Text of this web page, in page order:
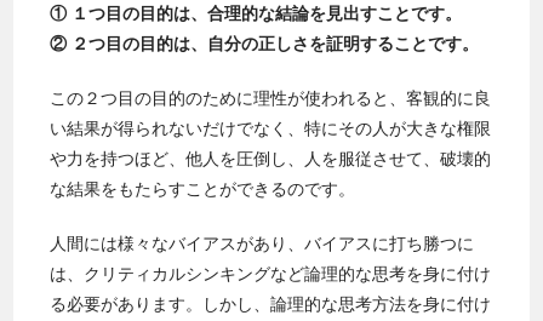
① １つ目の目的は、合理的な結論を見出すことです。
② ２つ目の目的は、自分の正しさを証明することです。
この２つ目の目的のために理性が使われると、客観的に良
い結果が得られないだけでなく、特にその人が大きな権限
や力を持つほど、他人を圧倒し、人を服従させて、破壊的
な結果をもたらすことができるのです。
人間には様々なバイアスがあり、バイアスに打ち勝つに
は、クリティカルシンキングなど論理的な思考を身に付け
る必要があります。しかし、論理的な思考方法を身に付け